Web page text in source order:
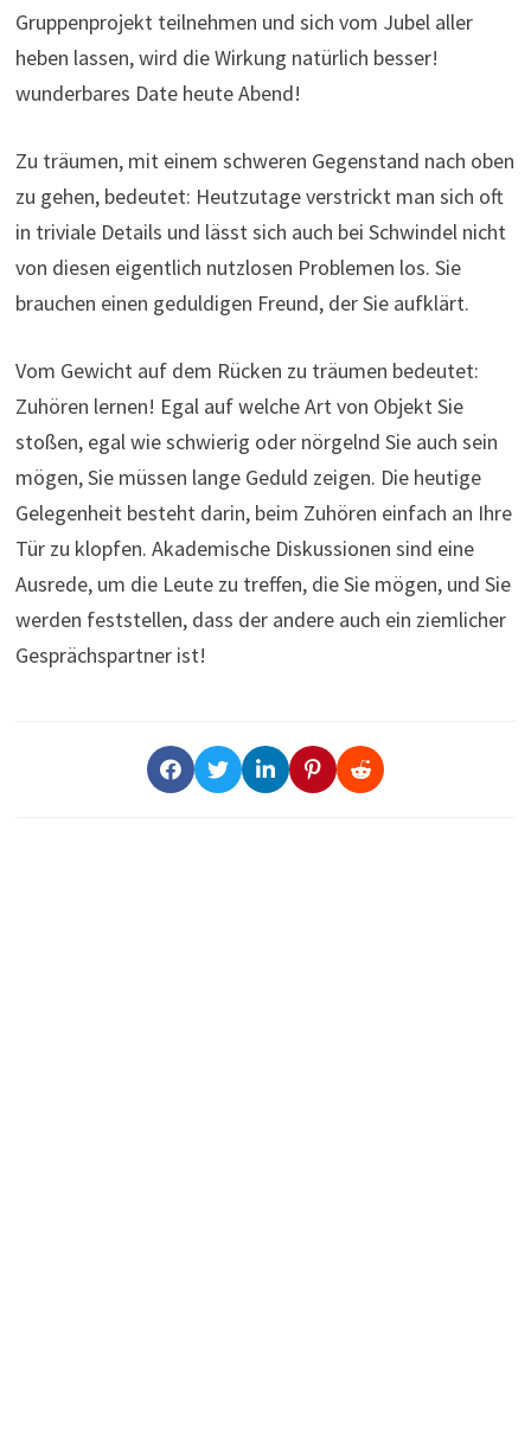
Gruppenprojekt teilnehmen und sich vom Jubel aller
heben lassen, wird die Wirkung natürlich besser!
wunderbares Date heute Abend!
Zu träumen, mit einem schweren Gegenstand nach oben
zu gehen, bedeutet: Heutzutage verstrickt man sich oft
in triviale Details und lässt sich auch bei Schwindel nicht
von diesen eigentlich nutzlosen Problemen los. Sie
brauchen einen geduldigen Freund, der Sie aufklärt.
Vom Gewicht auf dem Rücken zu träumen bedeutet:
Zuhören lernen! Egal auf welche Art von Objekt Sie
stoßen, egal wie schwierig oder nörgelnd Sie auch sein
mögen, Sie müssen lange Geduld zeigen. Die heutige
Gelegenheit besteht darin, beim Zuhören einfach an Ihre
Tür zu klopfen. Akademische Diskussionen sind eine
Ausrede, um die Leute zu treffen, die Sie mögen, und Sie
werden feststellen, dass der andere auch ein ziemlicher
Gesprächspartner ist!